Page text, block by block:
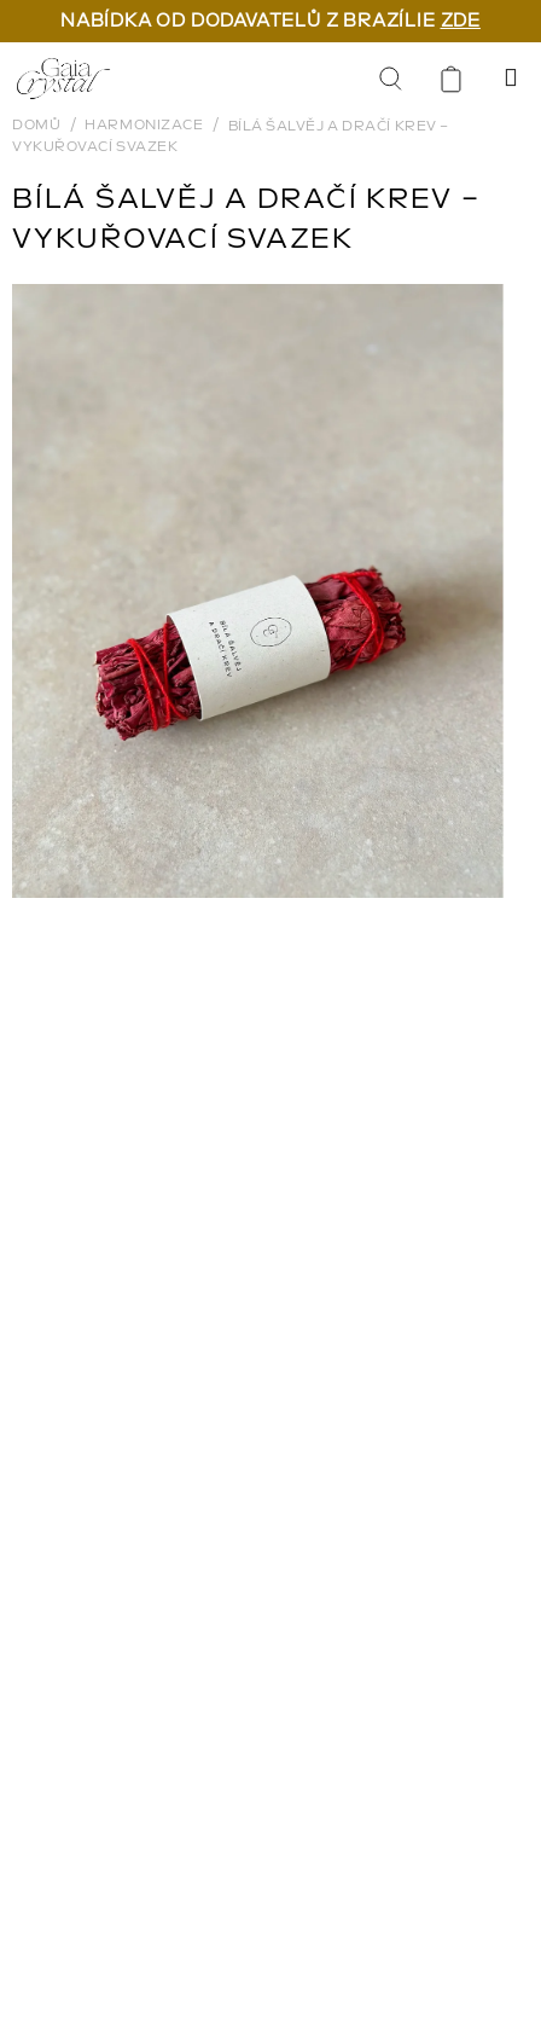
NABÍDKA OD DODAVATELŮ Z BRAZÍLIE ZDE
Přejít
na
obsah
Hledat
DOMŮ HARMONIZACE
BÍLÁ ŠALVĚJ A DRAČÍ KREV –
VYKUŘOVACÍ SVAZEK
BÍLÁ ŠALVĚJ A DRAČÍ KREV –
VYKUŘOVACÍ SVAZEK